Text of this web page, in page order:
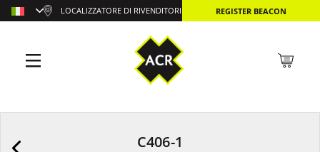
C406-1
LOCALIZZATORE DI RIVENDITORI REGISTER BEACON